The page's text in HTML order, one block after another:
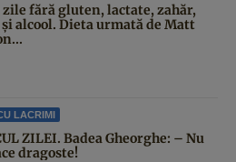
zile fără gluten, lactate, zahăr,
și alcool. Dieta urmată de Matt
LACRIMI
ZILEI. Badea Gheorghe: – Nu
dragoste!